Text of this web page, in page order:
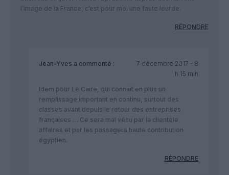
l’image de la France, c’est pour moi une faute lourde.
RÉPONDRE
Jean-Yves a commenté :
7 décembre 2017 - 8
h 15 min
Idem pour Le Caire, qui connaît en plus un
remplissage important en continu, surtout des
classes avant depuis le retour des entreprises
françaises … Ce sera mal vécu par la clientèle
affaires et par les passagers haute contribution
égyptien.
RÉPONDRE